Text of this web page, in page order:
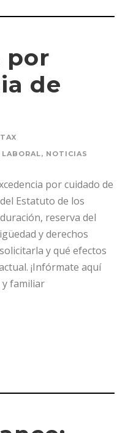
por
de
LABORAL, NOTICIAS
por cuidado de
Estatuto de los
reserva del
y derechos
y qué efectos
¡Infórmate aquí
familiar